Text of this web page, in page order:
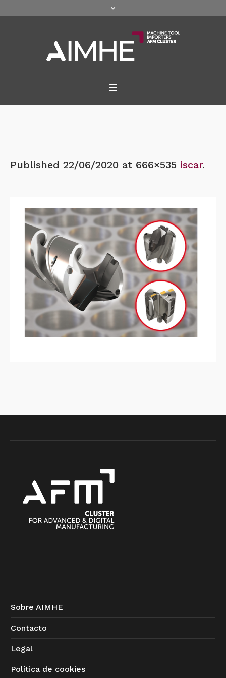
Published 22/06/2020 at 666×535 iscar.
Sobre AIMHE
Contacto
Legal
Política de cookies